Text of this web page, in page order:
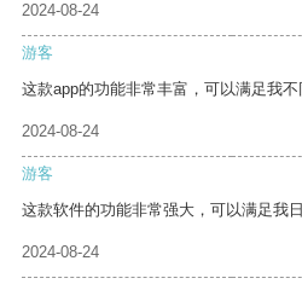
2024-08-24
游客
这款app的功能非常丰富，可以满足我不
2024-08-24
游客
这款软件的功能非常强大，可以满足我
2024-08-24